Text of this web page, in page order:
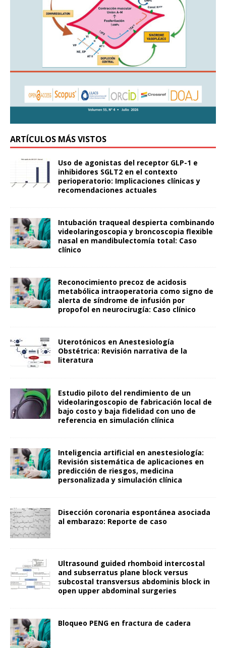
ARTÍCULOS MÁS VISTOS
Uso de agonistas del receptor GLP-1 e
inhibidores SGLT2 en el contexto
perioperatorio: Implicaciones clínicas y
recomendaciones actuales
Intubación traqueal despierta combinando
videolaringoscopia y broncoscopia flexible
nasal en mandibulectomía total: Caso
clínico
Reconocimiento precoz de acidosis
metabólica intraoperatoria como signo de
alerta de síndrome de infusión por
propofol en neurocirugía: Caso clínico
Uterotónicos en Anestesiología
Obstétrica: Revisión narrativa de la
literatura
Estudio piloto del rendimiento de un
videolaringoscopio de fabricación local de
bajo costo y baja fidelidad con uno de
referencia en simulación clínica
Inteligencia artificial en anestesiología:
Revisión sistemática de aplicaciones en
predicción de riesgos, medicina
personalizada y simulación clínica
Disección coronaria espontánea asociada
al embarazo: Reporte de caso
Ultrasound guided rhomboid intercostal
and subserratus plane block versus
subcostal transversus abdominis block in
open upper abdominal surgeries
Bloqueo PENG en fractura de cadera